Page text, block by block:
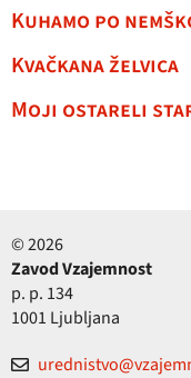
Kuhamo po
Kvačkana želvica
Moji ostareli
© 2026
Zavod Vzajemnost
p. p. 134
1001 Ljubljana